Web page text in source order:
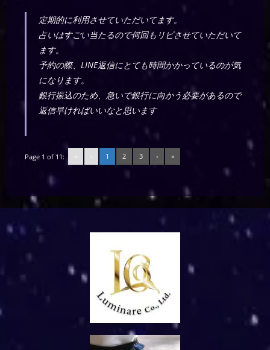
定期的に利用させていただいてます。
占いはすごい当たるので何回もリピさせていただいて
ます。
予約の際、LINE返信にとても時間かかっているのが気
になります。
銀行振込のため、急いで銀行に向かう必要があるので
返信早ければいいなと思います
Page 1 of 11: « ‹ 1 2 3 › »